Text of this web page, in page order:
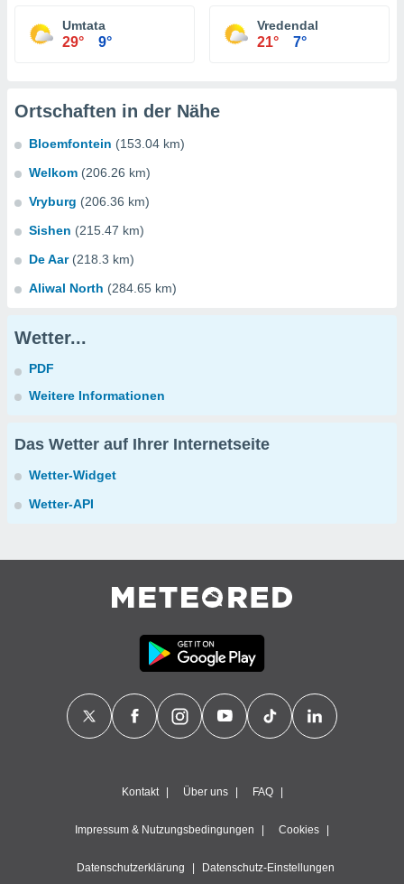
Umtata
29° 9°
Vredendal
21° 7°
Ortschaften in der Nähe
Bloemfontein (153.04 km)
Welkom (206.26 km)
Vryburg (206.36 km)
Sishen (215.47 km)
De Aar (218.3 km)
Aliwal North (284.65 km)
Wetter...
PDF
Weitere Informationen
Das Wetter auf Ihrer Internetseite
Wetter-Widget
Wetter-API
Kontakt Über uns FAQ
Impressum & Nutzungsbedingungen Cookies
Datenschutzerklärung Datenschutz-Einstellungen